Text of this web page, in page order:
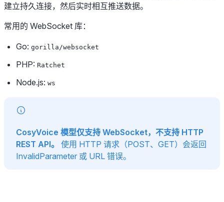
建立持久连接，然后实时相互推送数据。
常用的 WebSocket 库：
Go: gorilla/websocket
PHP: Ratchet
Node.js: ws
CosyVoice 模型仅支持 WebSocket，不支持 HTTP
REST API。
使用 HTTP 请求（POST、GET）会返回
InvalidParameter 或 URL 错误。